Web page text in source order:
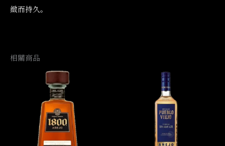
緻而持久。
相關商品